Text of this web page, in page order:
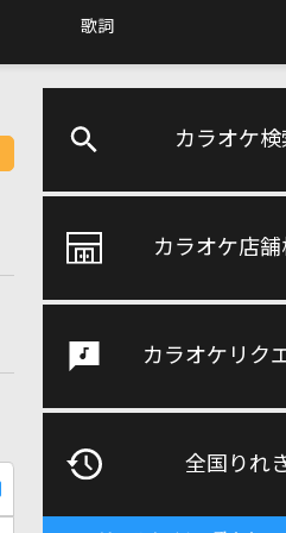
歌詞
カラオケ検
カラオケ店舗
カラオケリク
全国りれ